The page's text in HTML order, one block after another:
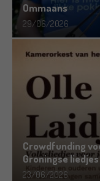
Ommaans
29/06/2026
Crowdfunding
Groningse
23/06/2026